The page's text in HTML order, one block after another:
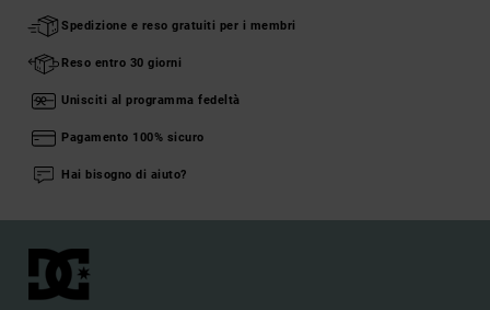
Spedizione e reso gratuiti per i membri
Reso entro 30 giorni
Unisciti al programma fedeltà
Pagamento 100% sicuro
Hai bisogno di aiuto?